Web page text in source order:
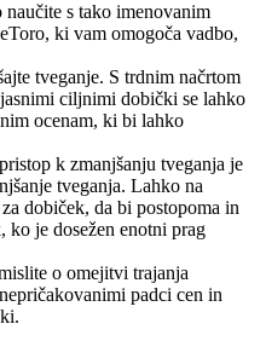
naučite s tako imenovanim
ki vam omogoča vadbo,
tveganje. S trdnim načrtom
ciljnimi dobički se lahko
ocenam, ki bi lahko
k zmanjšanju tveganja je
tveganja. Lahko na
dobiček, da bi postopoma in
ko je dosežen enotni prag
o omejitvi trajanja
padci cen in